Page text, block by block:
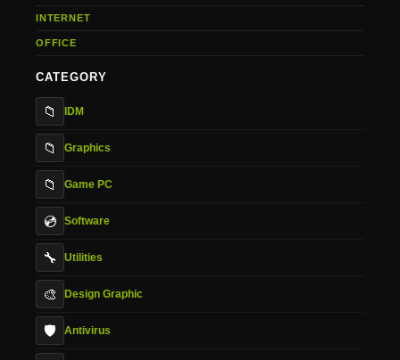
INTERNET
OFFICE
CATEGORY
📁 IDM
📁 Graphics
📁 Game PC
💿 Software
🔧 Utilities
🎨 Design Graphic
🛡️ Antivirus